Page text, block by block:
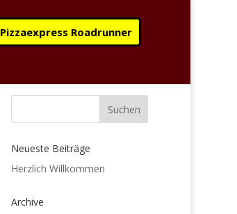
Pizzaexpress Roadrunner
Neueste Beiträge
Herzlich Willkommen
Archive